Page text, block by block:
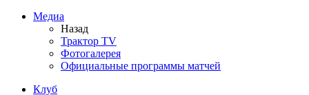
Медиа
Назад
Трактор TV
Фотогалерея
Официальные программы матчей
Клуб